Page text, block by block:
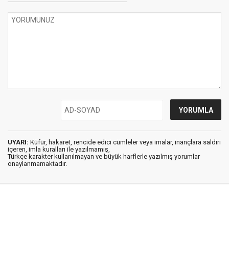
UYARI: Küfür, hakaret, rencide edici cümleler veya imalar, inançlara saldırı
içeren, imla kuralları ile yazılmamış,
Türkçe karakter kullanılmayan ve büyük harflerle yazılmış yorumlar
onaylanmamaktadır.